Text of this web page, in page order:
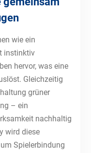
wie ein
instinktiv
hervor, was eine
Gleichzeitig
grüner
– ein
nachhaltig
wird diese
Spielerbindung